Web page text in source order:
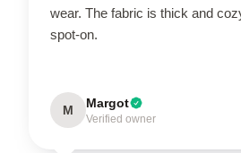
wear. The fabric is thick and
spot-on.
M Margot
Verified owner